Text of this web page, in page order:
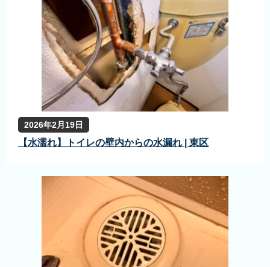
2026年2月19日
【水濡れ】トイレの壁内からの水漏れ | 東区